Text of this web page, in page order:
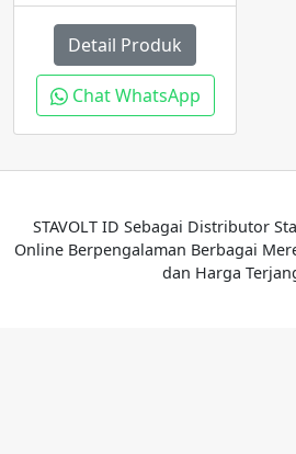
Detail Produk
Chat WhatsApp
STAVOLT ID Sebagai Distributor
Online Berpengalaman Berbagai
dan Harga